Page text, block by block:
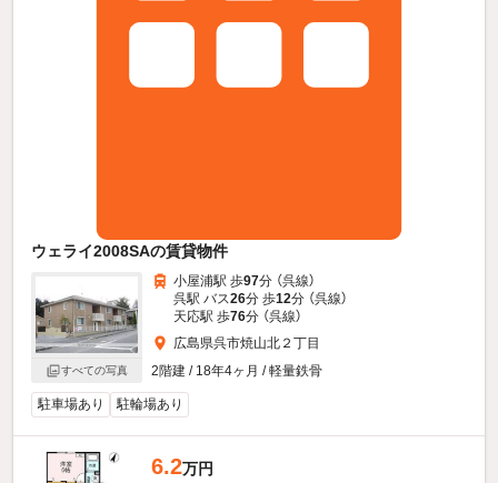
ウェライ2008SAの賃貸物件
すべての写真
小屋浦駅 歩97分 （呉線）
呉駅 バス26分 歩12分 （呉線）
天応駅 歩76分 （呉線）
広島県呉市焼山北２丁目
2階建 / 18年4ヶ月 / 軽量鉄骨
駐車場あり 駐輪場あり
6.2万円